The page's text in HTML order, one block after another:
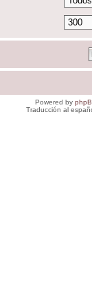
Powered by
Traducción al